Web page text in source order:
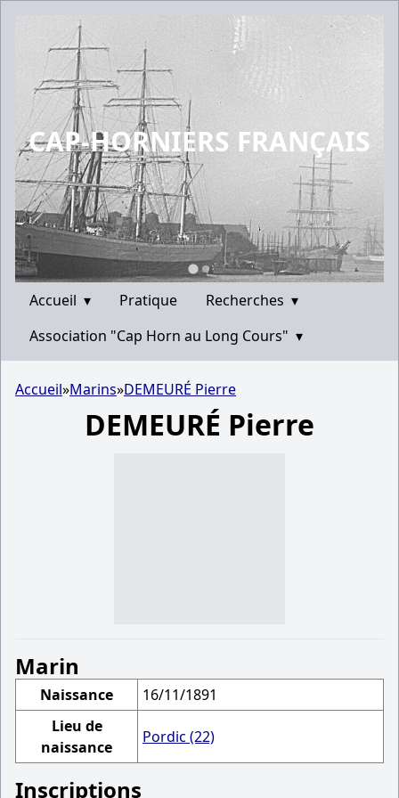
CAP-HORNIERS FRANÇAIS
Accueil ▾ Pratique Recherches ▾
Association "Cap Horn au Long Cours" ▾
Accueil»Marins»DEMEURÉ Pierre
DEMEURÉ Pierre
Marin
Naissance
16/11/1891
Lieu de
naissance
Pordic (22)
Inscriptions